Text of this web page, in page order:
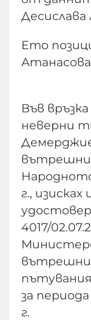
Ето
Във
неверни
г., изисках
4017/
за
г.